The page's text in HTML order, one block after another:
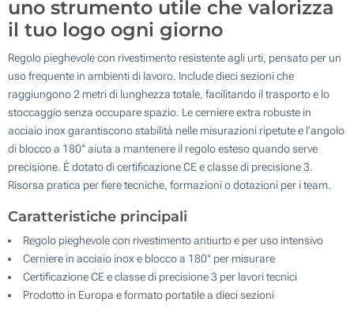
uno strumento utile che valorizza
il tuo logo ogni giorno
Regolo pieghevole con rivestimento resistente agli urti, pensato per un
uso frequente in ambienti di lavoro. Include dieci sezioni che
raggiungono 2 metri di lunghezza totale, facilitando il trasporto e lo
stoccaggio senza occupare spazio. Le cerniere extra robuste in
acciaio inox garantiscono stabilità nelle misurazioni ripetute e l’angolo
di blocco a 180° aiuta a mantenere il regolo esteso quando serve
precisione. È dotato di certificazione CE e classe di precisione 3.
Risorsa pratica per fiere tecniche, formazioni o dotazioni per i team.
Caratteristiche principali
Regolo pieghevole con rivestimento antiurto e per uso intensivo
Cerniere in acciaio inox e blocco a 180° per misurare
Certificazione CE e classe di precisione 3 per lavori tecnici
Prodotto in Europa e formato portatile a dieci sezioni